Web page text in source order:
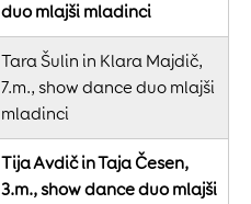
duo mlajši mladinci
Tara Šulin in Klara Majdič,
7.m., show dance duo mlajši
mladinci
Tija Avdič in Taja Česen,
3.m., show dance duo mlajši